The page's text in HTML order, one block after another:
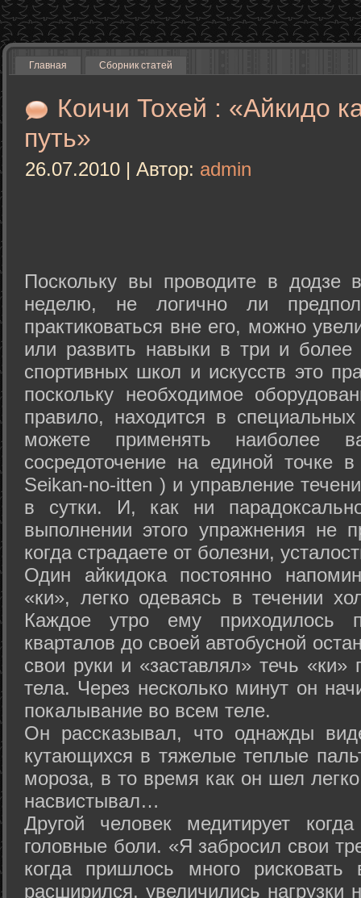
Главная Сборник статей
Коичи Тохей : «Айкидо
путь»
26.07.2010 | Автор: admin
Поскольку вы проводите в додзе
неделю, не логично ли
практиковаться вне его, можно
или развить навыки в три и
спортивных школ и искусств это
поскольку необходимое
правило, находится в
можете применять наиболее
сосредоточение на единой точке
Seikan-­no-­itten ) и управление
в сутки. И, как ни
выполнении этого упражнения не
когда страдаете от болезни,
Один айкидока постоянно
«ки», легко одеваясь в течении
Каждое утро ему приходилось
кварталов до своей автобусной
свои руки и «заставлял» течь «ки»
тела. Через несколько минут он
покалывание во всем теле.
Он рассказывал, что однажды
кутающихся в тяжелые теплые
мороза, в то время как он шел
насвистывал…
Другой человек медитирует
головные боли. «Я забросил свои
когда пришлось много
расширился, увеличились нагрузки